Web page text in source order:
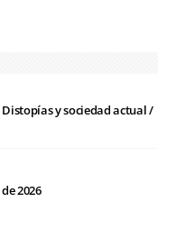
y sociedad actual /
2026